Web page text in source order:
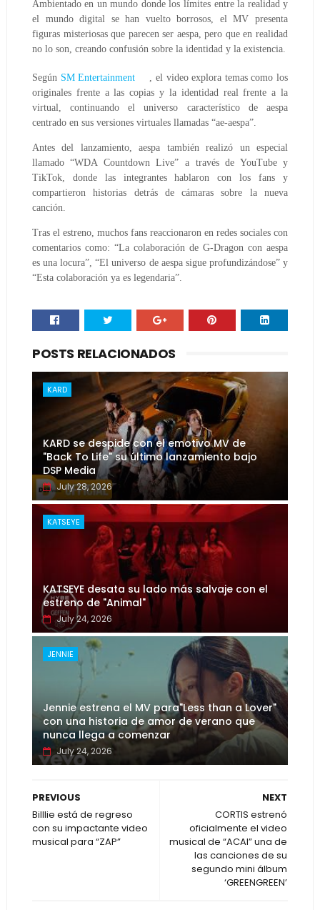
Ambientado en un mundo donde los límites entre la realidad y
el mundo digital se han vuelto borrosos, el MV presenta
figuras misteriosas que parecen ser aespa, pero que en realidad
no lo son, creando confusión sobre la identidad y la existencia.
Según SM Entertainment
, el video explora temas como los
originales frente a las copias y la identidad real frente a la
virtual, continuando el universo característico de aespa
centrado en sus versiones virtuales llamadas “ae-aespa”.
Antes del lanzamiento, aespa también realizó un especial
llamado “WDA Countdown Live” a través de YouTube y
TikTok, donde las integrantes hablaron con los fans y
compartieron historias detrás de cámaras sobre la nueva
canción.
Tras el estreno, muchos fans reaccionaron en redes sociales con
comentarios como: “La colaboración de G-Dragon con aespa
es una locura”, “El universo de aespa sigue profundizándose” y
“Esta colaboración ya es legendaria”.
POSTS RELACIONADOS
KARD
KARD se despide con el emotivo MV de
"Back To Life" su último lanzamiento bajo
DSP Media
July 28, 2026
KATSEYE
KATSEYE desata su lado más salvaje con el
estreno de "Animal"
July 24, 2026
JENNIE
Jennie estrena el MV para"Less than a Lover"
con una historia de amor de verano que
nunca llega a comenzar
July 24, 2026
NEXT
CORTIS estrenó
oficialmente el video
musical de “ACAI” una de
las canciones de su
segundo mini álbum
‘GREENGREEN’
PREVIOUS
Billlie está de regreso
con su impactante video
musical para “ZAP”